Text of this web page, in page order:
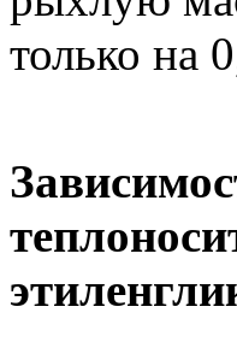
только на